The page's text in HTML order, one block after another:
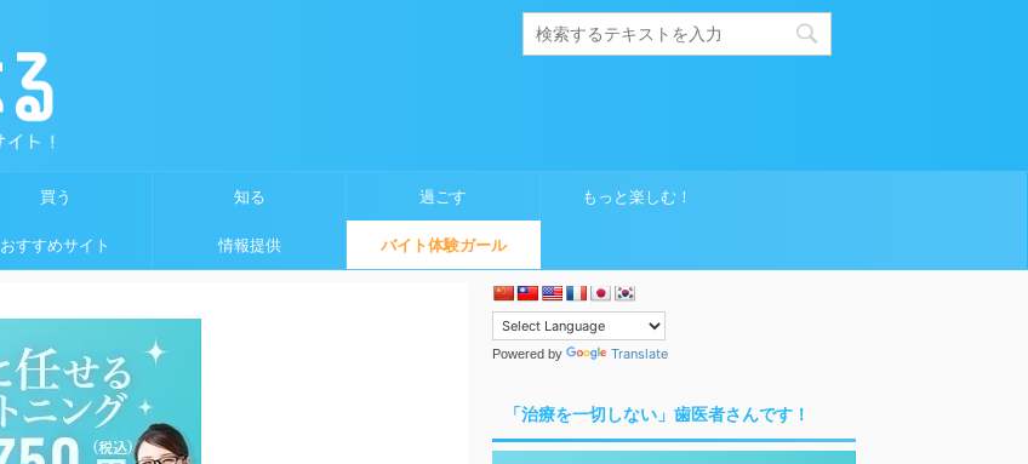
買う 知る 過ごす もっと楽しむ！
おすすめサイト 情報提供 バイト体験ガール
Powered by Translate
「治療を一切しない」歯医者さんです！